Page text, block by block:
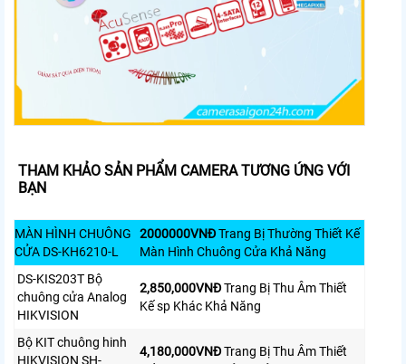
THAM KHẢO SẢN PHẨM CAMERA TƯƠNG ỨNG VỚI
BẠN
MÀN HÌNH CHUÔNG
CỬA DS-KH6210-L
2000000VNÐTrang Bị Thường Thiết Kế
Màn Hình Chuông Cửa Khả Năng
DS-KIS203T Bộ
chuông cửa Analog
HIKVISION
2,850,000VNÐTrang Bị Thu Âm Thiết
Kế sp Khác Khả Năng
Bộ KIT chuông hinh
HIKVISION SH-
4,180,000VNÐTrang Bị Thu Âm Thiết